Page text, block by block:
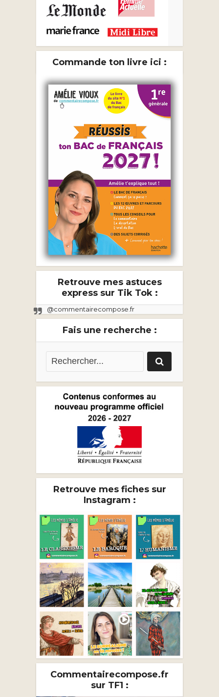
Commande ton livre ici :
Retrouve mes astuces
express sur Tik Tok :
@commentairecompose.fr
Fais une recherche :
Retrouve mes fiches sur
Instagram :
Commentairecompose.fr
sur TF1 :